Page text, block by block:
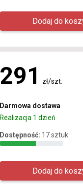
291 zł/szt.
Darmowa dostawa
Realizacja 1 dzień
Dostępność: 17 sztuk